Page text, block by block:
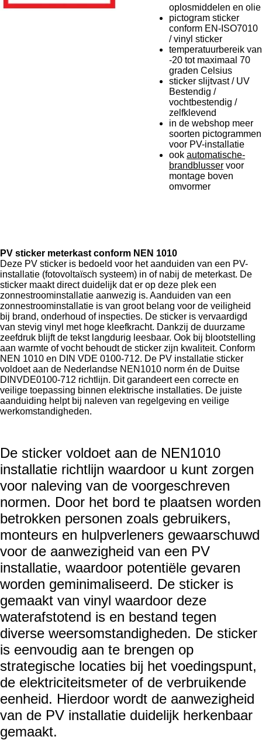
oplosmiddelen en olie
pictogram sticker
conform EN-ISO7010
/ vinyl sticker
temperatuurbereik van
-20 tot maximaal 70
graden Celsius
sticker slijtvast / UV
Bestendig /
vochtbestendig /
zelfklevend
in de webshop meer
soorten pictogrammen
voor PV-installatie
ook automatische-
brandblusser voor
montage boven
omvormer
PV sticker meterkast conform NEN 1010
Deze PV sticker is bedoeld voor het aanduiden van een PV-
installatie (fotovoltaïsch systeem) in of nabij de meterkast. De
sticker maakt direct duidelijk dat er op deze plek een
zonnestroominstallatie aanwezig is. Aanduiden van een
zonnestroominstallatie is van groot belang voor de veiligheid
bij brand, onderhoud of inspecties. De sticker is vervaardigd
van stevig vinyl met hoge kleefkracht. Dankzij de duurzame
zeefdruk blijft de tekst langdurig leesbaar. Ook bij blootstelling
aan warmte of vocht behoudt de sticker zijn kwaliteit. Conform
NEN 1010 en DIN VDE 0100-712. De PV installatie sticker
voldoet aan de Nederlandse NEN1010 norm én de Duitse
DINVDE0100-712 richtlijn. Dit garandeert een correcte en
veilige toepassing binnen elektrische installaties. De juiste
aanduiding helpt bij naleven van regelgeving en veilige
werkomstandigheden.
De sticker voldoet aan de NEN1010
installatie richtlijn waardoor u kunt zorgen
voor naleving van de voorgeschreven
normen. Door het bord te plaatsen worden
betrokken personen zoals gebruikers,
monteurs en hulpverleners gewaarschuwd
voor de aanwezigheid van een PV
installatie, waardoor potentiële gevaren
worden geminimaliseerd. De sticker is
gemaakt van vinyl waardoor deze
waterafstotend is en bestand tegen
diverse weersomstandigheden. De sticker
is eenvoudig aan te brengen op
strategische locaties bij het voedingspunt,
de elektriciteitsmeter of de verbruikende
eenheid. Hierdoor wordt de aanwezigheid
van de PV installatie duidelijk herkenbaar
gemaakt.